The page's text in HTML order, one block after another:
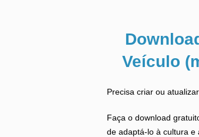
Veículo
Precisa criar ou
Faça o download
de adaptá-lo à cultura e